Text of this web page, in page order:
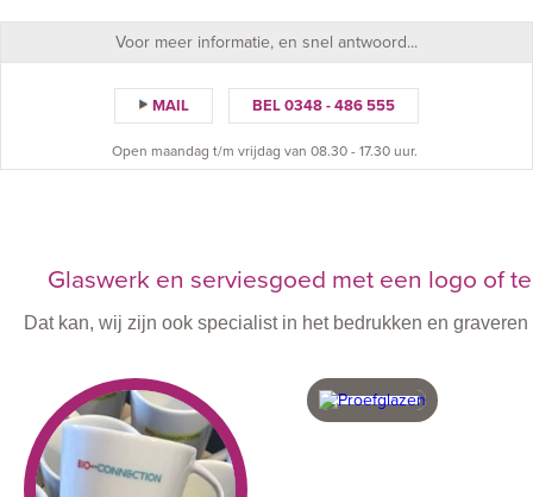
Voor meer informatie, en snel antwoord...
MAIL BEL 0348 - 486 555
Open maandag t/m vrijdag van 08.30 - 17.30 uur.
Glaswerk en serviesgoed met een logo of
Dat kan, wij zijn ook specialist in het bedrukken en